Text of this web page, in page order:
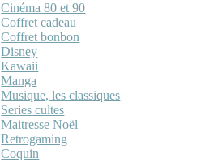
Cinéma 80 et 90
Coffret cadeau
Coffret bonbon
Disney
Kawaii
Manga
Musique, les classiques
Series cultes
Maitresse Noël
Retrogaming
Coquin